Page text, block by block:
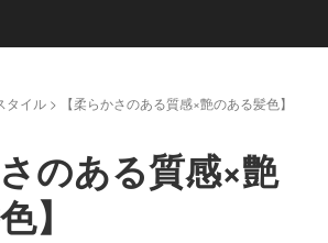
タイル > 【柔らかさのある質感×艶のある髪色】
さのある質感×艶
】